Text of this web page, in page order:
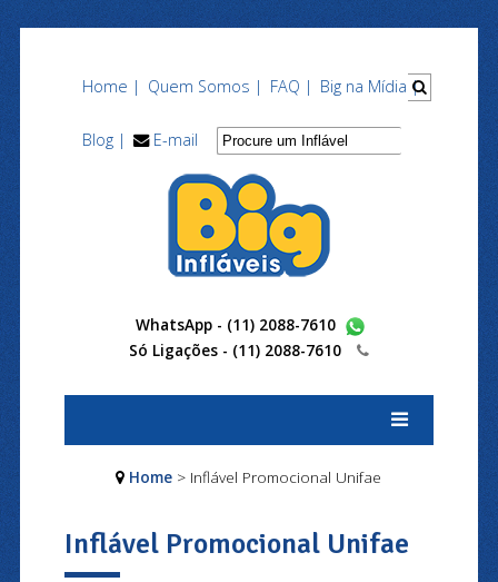
Home | Quem Somos | FAQ | Big na Mídia |
Blog | E-mail
WhatsApp - (11) 2088-7610
Só Ligações - (11) 2088-7610
Home > Inflável Promocional Unifae
Inflável Promocional Unifae